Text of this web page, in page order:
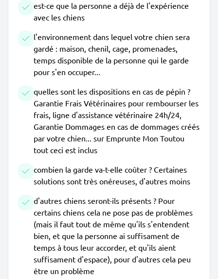
est-ce que la personne a déjà de l'expérience
avec les chiens
l'environnement dans lequel votre chien sera
gardé : maison, chenil, cage, promenades,
temps disponible de la personne qui le garde
pour s'en occuper...
quelles sont les dispositions en cas de pépin ?
Garantie Frais Vétérinaires pour rembourser les
frais, ligne d'assistance vétérinaire 24h/24,
Garantie Dommages en cas de dommages créés
par votre chien... sur Emprunte Mon Toutou
tout ceci est inclus
combien la garde va-t-elle coûter ? Certaines
solutions sont très onéreuses, d'autres moins
d'autres chiens seront-ils présents ? Pour
certains chiens cela ne pose pas de problèmes
(mais il faut tout de même qu'ils s'entendent
bien, et que la personne ai suffisament de
temps à tous leur accorder, et qu'ils aient
suffisament d'espace), pour d'autres cela peu
être un problème